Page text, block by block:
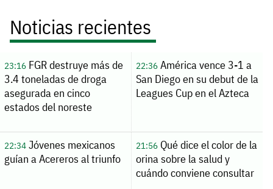
Noticias recientes
23:16FGR destruye más de
3.4 toneladas de droga
asegurada en cinco
estados del noreste
22:36América vence 3-1 a
San Diego en su debut de la
Leagues Cup en el Azteca
22:34Jóvenes mexicanos
guían a Acereros al triunfo
21:56Qué dice el color de la
orina sobre la salud y
cuándo conviene consultar